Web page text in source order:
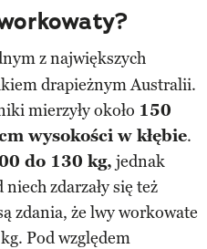
z największych
drapieżnym Australii.
mierzyły około 150
wysokości w kłębie.
do 130 kg, jednak
zdarzały się też
zdania, że lwy workowate
Pod względem